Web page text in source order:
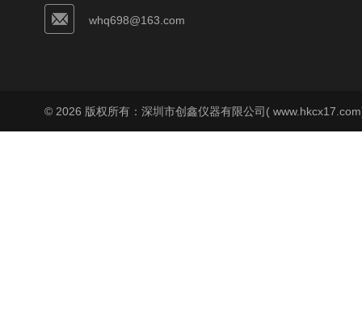
whq698@163.com
© 2026 版权所有：深圳市创鑫仪器有限公司(